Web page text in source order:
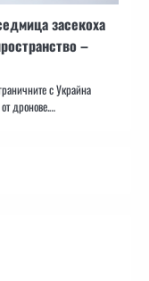
засекоха
–
с Украйна
дронове.…